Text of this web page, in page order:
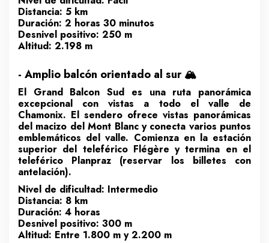
Distancia: 5 km
Duración: 2 horas 30 minutos
Desnivel positivo: 250 m
Altitud: 2.198 m
- Amplio balcón orientado al sur 🏔️
El Grand Balcon Sud es una ruta panorámica
excepcional con vistas a todo el valle de
Chamonix. El sendero ofrece vistas panorámicas
del macizo del Mont Blanc y conecta varios puntos
emblemáticos del valle. Comienza en la estación
superior del teleférico Flégère y termina en el
teleférico Planpraz (reservar los billetes con
antelación).
Nivel de dificultad: Intermedio
Distancia: 8 km
Duración: 4 horas
Desnivel positivo: 300 m
Altitud: Entre 1.800 m y 2.200 m